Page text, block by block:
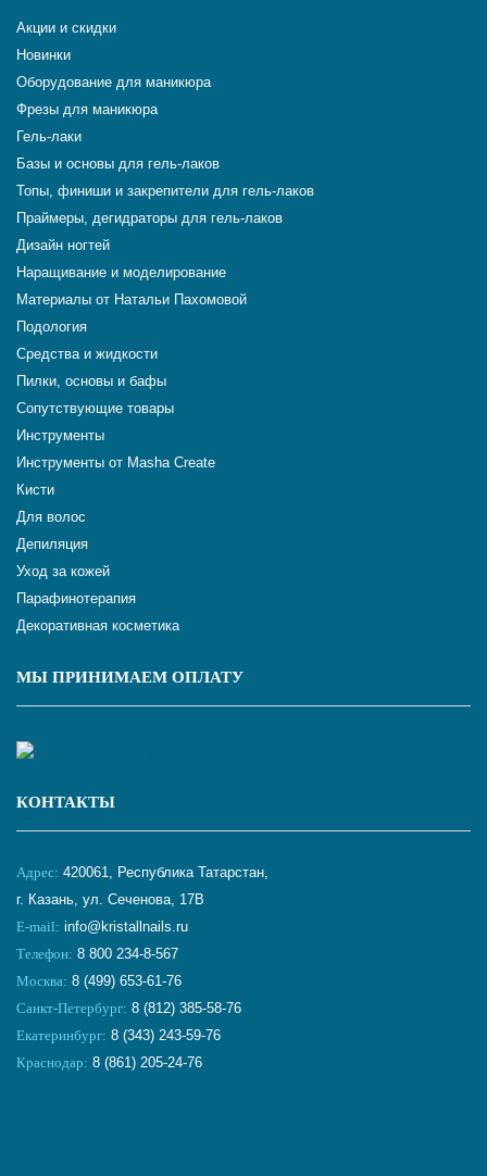
Акции и скидки
Новинки
Оборудование для маникюра
Фрезы для маникюра
Гель-лаки
Базы и основы для гель-лаков
Топы, финиши и закрепители для гель-лаков
Праймеры, дегидраторы для гель-лаков
Дизайн ногтей
Наращивание и моделирование
Материалы от Натальи Пахомовой
Подология
Средства и жидкости
Пилки, основы и бафы
Сопутствующие товары
Инструменты
Инструменты от Masha Create
Кисти
Для волос
Депиляция
Уход за кожей
Парафинотерапия
Декоративная косметика
МЫ ПРИНИМАЕМ ОПЛАТУ
КОНТАКТЫ
Адрес: 420061, Республика Татарстан,
г. Казань, ул. Сеченова, 17В
E-mail: info@kristallnails.ru
Телефон: 8 800 234-8-567
Москва: 8 (499) 653-61-76
Санкт-Петербург: 8 (812) 385-58-76
Екатеринбург: 8 (343) 243-59-76
Краснодар: 8 (861) 205-24-76